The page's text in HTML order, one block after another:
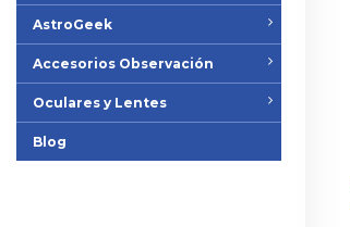
AstroGeek
Accesorios Observación
Oculares y Lentes
Blog